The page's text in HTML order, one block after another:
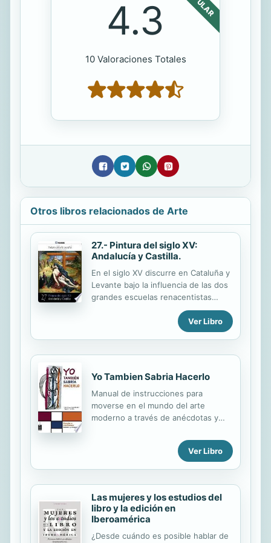
4.3
10 Valoraciones Totales
Otros libros relacionados de Arte
27.- Pintura del siglo XV:
Andalucía y Castilla.
En el siglo XV discurre en Cataluña y
Levante bajo la influencia de las dos
grandes escue­las renacentistas
europeas: italiana y flamenca. En
Castilla la pintura del siglo XV sigue
un rumbo diferente que hemos de
hemos de decir que se nota un
renacentistas de Cataluña y Castilla.
Es un retraso espacial, puesto que
Cataluña se halla en contacto directo
con los focos franceses, y mantiene
marítimo. Castilla se encuentra un
tanto descentrada de las rutas
comerciales más...
Ver Libro
Yo Tambien Sabria Hacerlo
Manual de instrucciones para
moverse en el mundo del arte
moderno a través de anécdotas y
Ver Libro
Las mujeres y los estudios del
libro y la edición en
Iberoamérica
¿Desde cuándo es posible hablar de